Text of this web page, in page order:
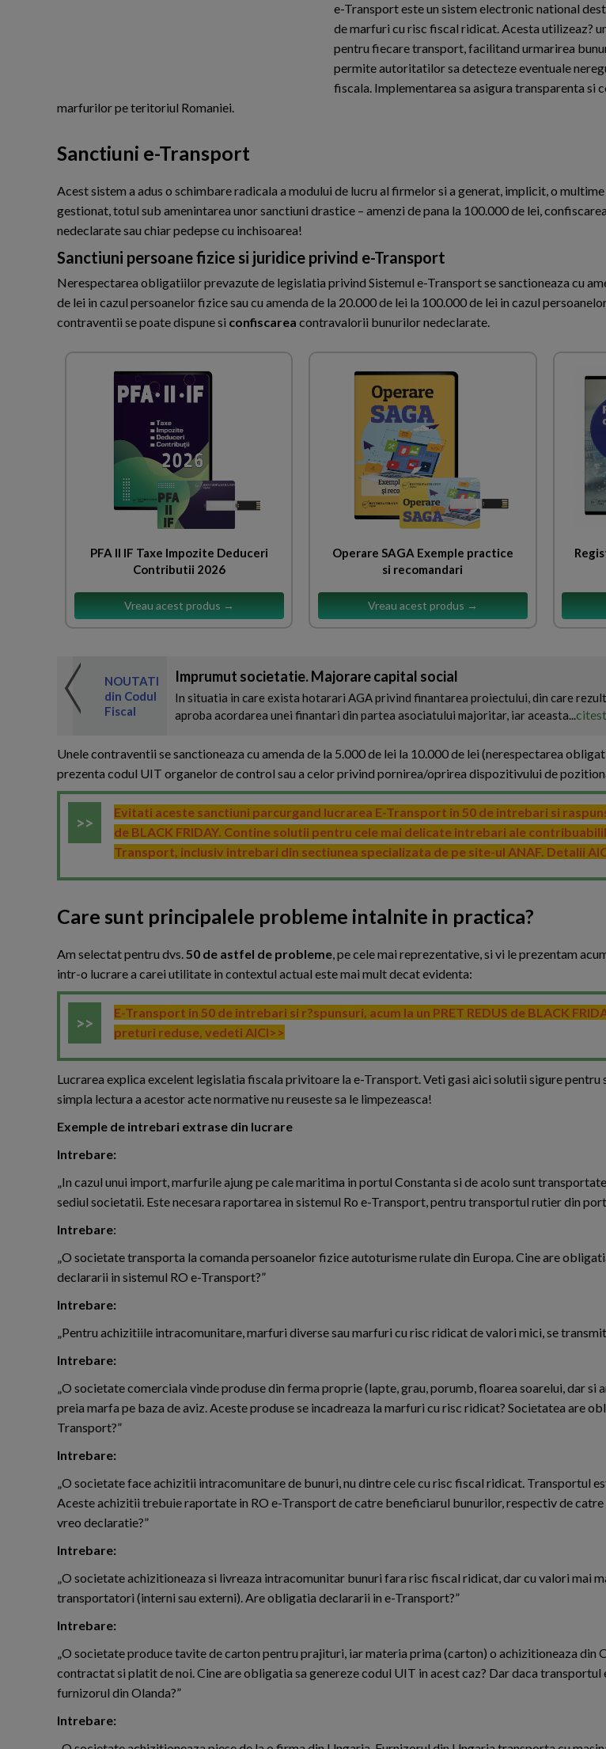
e-Transport este un sistem electronic national
de marfuri cu risc fiscal ridicat. Acesta utilizeaz?
pentru fiecare transport, facilitand urmarirea
permite autoritatilor sa detecteze eventuale
fiscala. Implementarea sa asigura transparenta si
marfurilor pe teritoriul Romaniei.
Sanctiuni e-Transport
Acest sistem a adus o schimbare radicala a modului de lucru al firmelor si a generat, implicit, o
gestionat, totul sub amenintarea unor sanctiuni drastice – amenzi de pana la 100.000 de lei,
nedeclarate sau chiar pedepse cu inchisoarea!
Sanctiuni persoane fizice si juridice privind e-Transport
Nerespectarea obligatiilor prevazute de legislatia privind Sistemul e-Transport se sanctioneaza cu
de lei in cazul persoanelor fizice sau cu amenda de la 20.000 de lei la 100.000 de lei in cazul
contraventii se poate dispune si confiscarea contravalorii bunurilor nedeclarate.
PFA II IF Taxe Impozite Deduceri
Contributii 2026
Vreau acest produs →
Operare SAGA Exemple practice
si recomandari
Vreau acest produs →
NOUTATI
din Codul
Fiscal
Imprumut societatie. Majorare capital social
In situatia in care exista hotarari AGA privind finantarea proiectului, din care
aproba acordarea unei finantari din partea asociatului majoritar, iar aceasta...
Unele contraventii se sanctioneaza cu amenda de la 5.000 de lei la 10.000 de lei (nerespectarea
prezenta codul UIT organelor de control sau a celor privind pornirea/oprirea dispozitivului de
Evitati aceste sanctiuni parcurgand lucrarea E-Transport in 50 de intrebari si
de BLACK FRIDAY. Contine solutii pentru cele mai delicate intrebari ale
Transport, inclusiv intrebari din sectiunea specializata de pe site-ul ANAF. Detalii
Care sunt principalele probleme intalnite in practica?
Am selectat pentru dvs.50 de astfel de probleme, pe cele mai reprezentative, si vi le prezentam
intr-o lucrare a carei utilitate in contextul actual este mai mult decat evidenta:
E-Transport in 50 de intrebari si r?spunsuri, acum la un PRET REDUS de BLACK
preturi reduse, vedeti AICI>>
Lucrarea explica excelent legislatia fiscala privitoare la e-Transport. Veti gasi aici solutii sigure
simpla lectura a acestor acte normative nu reuseste sa le limpezeasca!
Exemple de intrebari extrase din lucrare
Intrebare:
„In cazul unui import, marfurile ajung pe cale maritima in portul Constanta si de acolo sunt
sediul societatii. Este necesara raportarea in sistemul Ro e-Transport, pentru transportul rutier din
Intrebare:
„O societate transporta la comanda persoanelor fizice autoturisme rulate din Europa. Cine are
declararii in sistemul RO e-Transport?”
Intrebare:
„Pentru achizitiile intracomunitare, marfuri diverse sau marfuri cu risc ridicat de valori mici, se
Intrebare:
„O societate comerciala vinde produse din ferma proprie (lapte, grau, porumb, floarea soarelui, dar si
preia marfa pe baza de aviz. Aceste produse se incadreaza la marfuri cu risc ridicat? Societatea are
Transport?”
Intrebare:
„O societate face achizitii intracomunitare de bunuri, nu dintre cele cu risc fiscal ridicat. Transportul
Aceste achizitii trebuie raportate in RO e-Transport de catre beneficiarul bunurilor, respectiv de
vreo declaratie?”
Intrebare:
„O societate achizitioneaza si livreaza intracomunitar bunuri fara risc fiscal ridicat, dar cu valori mai
transportatori (interni sau externi). Are obligatia declararii in e-Transport?”
Intrebare:
„O societate produce tavite de carton pentru prajituri, iar materia prima (carton) o achizitioneaza din
contractat si platit de noi. Cine are obligatia sa genereze codul UIT in acest caz? Dar daca
furnizorul din Olanda?”
Intrebare: